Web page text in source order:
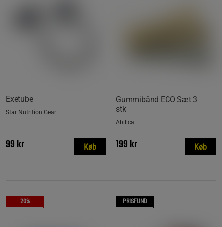
Exetube
Star Nutrition Gear
99 kr Køb
Gummibånd ECO Sæt 3
stk
Abilica
199 kr Køb
20% PRISFUND